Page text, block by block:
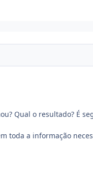
Qual o resultado? É
toda a informação